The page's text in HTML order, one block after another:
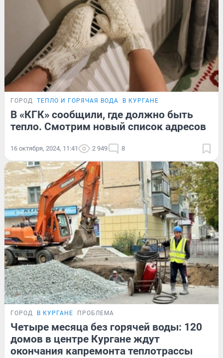
ГОРОД ТЕПЛО И ГОРЯЧАЯ ВОДА В КУРГАНЕ
В «КГК» сообщили, где должно быть
тепло. Смотрим новый список адресов
16 октября, 2024, 11:41 2 949 8
ГОРОД В КУРГАНЕ ПРОБЛЕМА
Четыре месяца без горячей воды: 120
домов в центре Кургане ждут
окончания капремонта теплотрассы